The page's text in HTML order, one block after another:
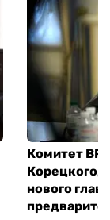
Комитет ВР
Корецкого,
нового